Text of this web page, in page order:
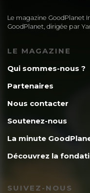
Le magazine GoodPlanet
GoodPlanet, dirigée par
LE MAGAZINE
Qui sommes-nous ?
Partenaires
Nous contacter
Soutenez-nous
La minute
Découvrez la
SUIVEZ-NOUS